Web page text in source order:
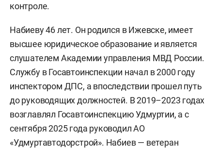
контроле.
Набиеву 46 лет. Он родился в Ижевске, имеет
высшее юридическое образование и является
слушателем Академии управления МВД России.
Службу в Госавтоинспекции начал в 2000 году
инспектором ДПС, а впоследствии прошел путь
до руководящих должностей. В 2019–2023 годах
возглавлял Госавтоинспекцию Удмуртии, а с
сентября 2025 года руководил АО
«Удмуртавтодорстрой». Набиев — ветеран